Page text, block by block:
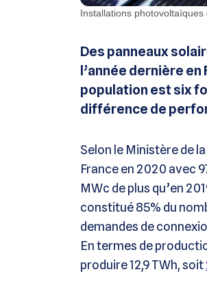
Installations
Des panneaux
l’année dernière
population est six
différence de
Selon le Ministère de
France en 2020 avec
MWc de plus qu’en
constitué 85% du
demandes de
En termes de
produire 12,9 TWh, soit